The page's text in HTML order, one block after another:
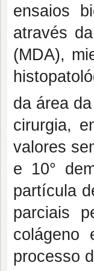
ensaios
através
(MDA),
da área
cirurgia,
valores
e 10°
partícula
parciais
colágeno
processo